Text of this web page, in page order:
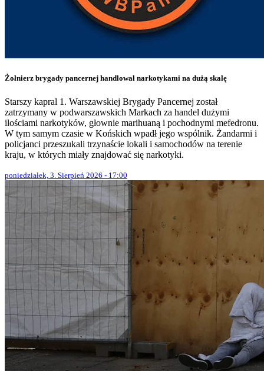
Żołnierz brygady pancernej handlował narkotykami na dużą skalę
Starszy kapral 1. Warszawskiej Brygady Pancernej został
zatrzymany w podwarszawskich Markach za handel dużymi
ilościami narkotyków, głownie marihuaną i pochodnymi mefedronu.
W tym samym czasie w Końskich wpadł jego wspólnik. Żandarmi i
policjanci przeszukali trzynaście lokali i samochodów na terenie
kraju, w których miały znajdować się narkotyki.
poniedziałek, 3. Sierpień 2026 - 17:00